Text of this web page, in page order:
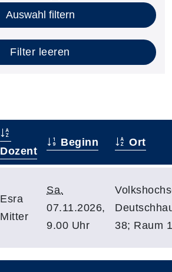
Auswahl filtern
Filter leeren
Dozent
Beginn Ort
Esra
Mitter
Sa.
07.11.2026,
9.00 Uhr
38; Raum